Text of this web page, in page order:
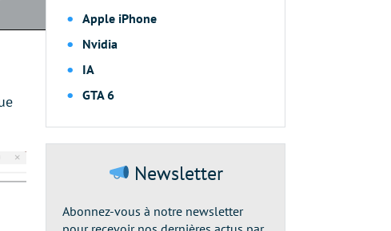
Apple iPhone
Nvidia
IA
GTA 6
Newsletter
Abonnez-vous à notre newsletter